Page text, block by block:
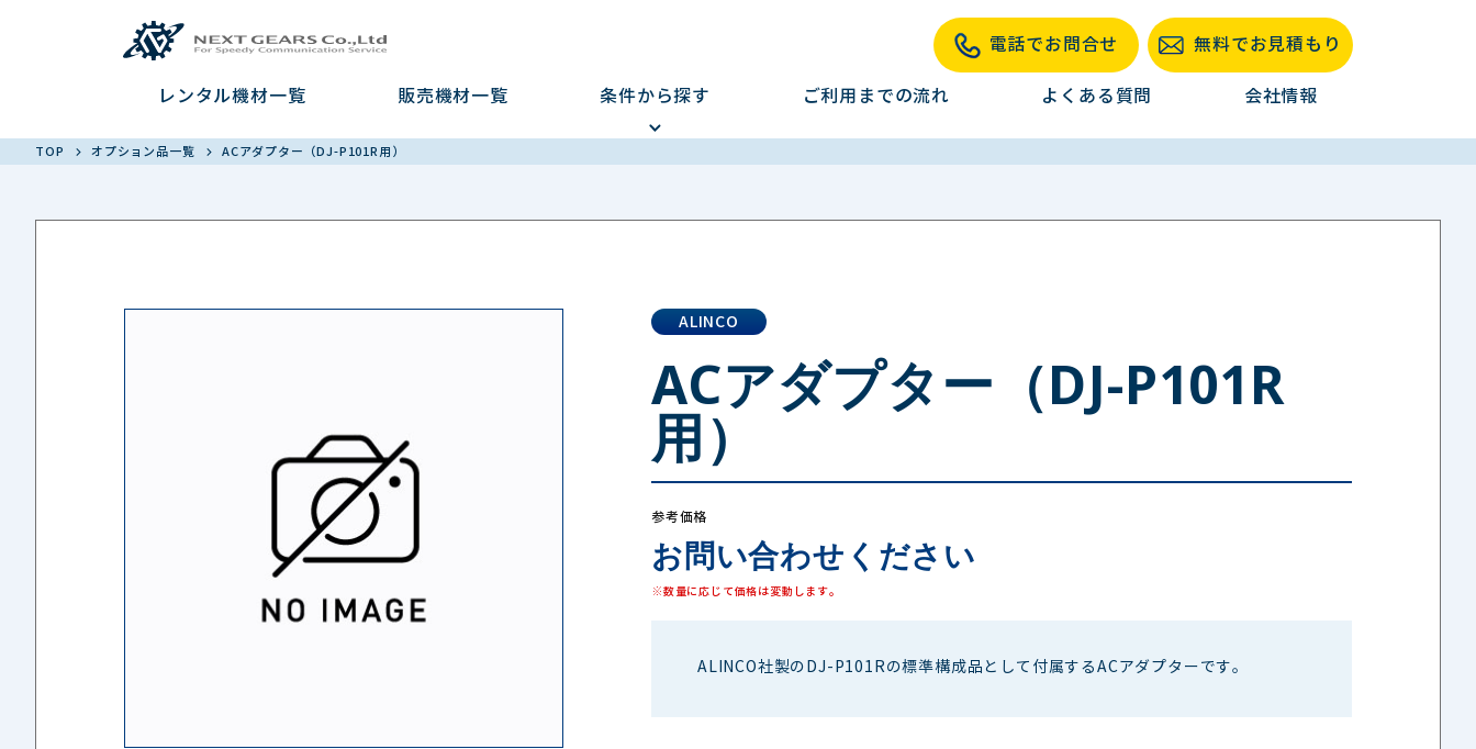
電話でお問合せ 無料でお見積もり
レンタル機材一覧 販売機材一覧 条件から探す ご利用までの流れ よくある質問 会社情報
TOP オプション品一覧 ACアダプター（DJ-P101R用）
ALINCO
ACアダプター（DJ-P101R
用）
参考価格
お問い合わせください
※数量に応じて価格は変動します。
ALINCO社製のDJ-P101Rの標準構成品として付属するACアダプターです。